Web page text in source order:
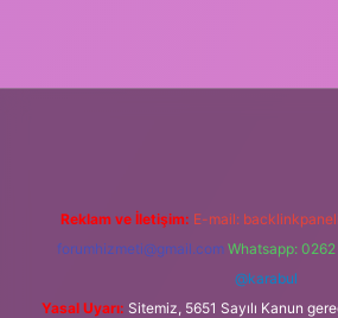
Reklam ve İletişim: E-mail:
forumhizmeti@gmail.com Whatsapp:
@karabul
Yasal Uyarı: Sitemiz, 5651 Sayılı Kanun